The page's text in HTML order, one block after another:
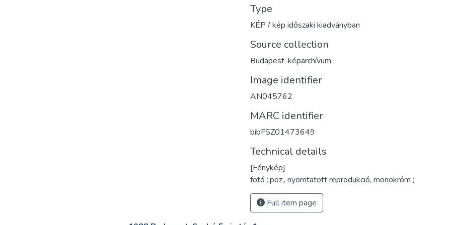
Type
KÉP / kép időszaki kiadványban
Source collection
Budapest-képarchívum
Image identifier
AN045762
MARC identifier
bibFSZ01473649
Technical details
[Fénykép]
fotó :,poz., nyomtatott reprodukció, monokróm ;
Full item page